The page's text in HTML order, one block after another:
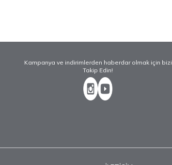
Kampanya ve indirimlerden haberdar olmak için bizi
Takip Edin!